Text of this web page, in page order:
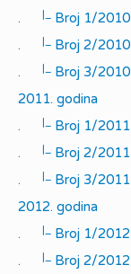
.
|_
Broj 1/2010
.
|_
Broj 2/2010
.
|_
Broj 3/2010
2011. godina
.
|_
Broj 1/2011
.
|_
Broj 2/2011
.
|_
Broj 3/2011
2012. godina
.
|_
Broj 1/2012
.
|_
Broj 2/2012